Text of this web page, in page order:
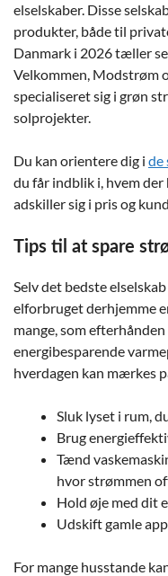
elselskaber. Disse
produkter, både til
Danmark i 2026 tæller
Velkommen, Modstrøm
specialiseret sig i grøn
solprojekter.
Du kan orientere dig i de
du får indblik i, hvem
adskiller sig i pris og
Tips til at spare
Selv det bedste
elforbruget derhjemme
mange, som
energibesparende
hverdagen kan mærkes
Sluk lyset i rum,
Brug
Tænd
hvor strømmen
Hold øje med dit
Udskift gamle
For mange husstande